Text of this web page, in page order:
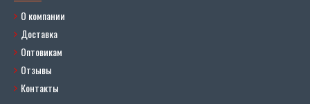
О компании
Доставка
Оптовикам
Отзывы
Контакты